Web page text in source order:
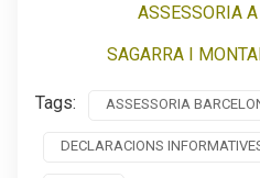
ASSESSORIA
SAGARRA I
Tags: ASSESSORIA
DECLARACIONS